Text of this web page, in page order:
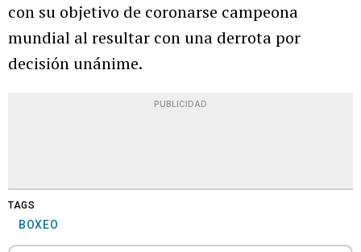
con su objetivo de coronarse campeona
mundial al resultar con una derrota por
decisión unánime.
PUBLICIDAD
TAGS
BOXEO